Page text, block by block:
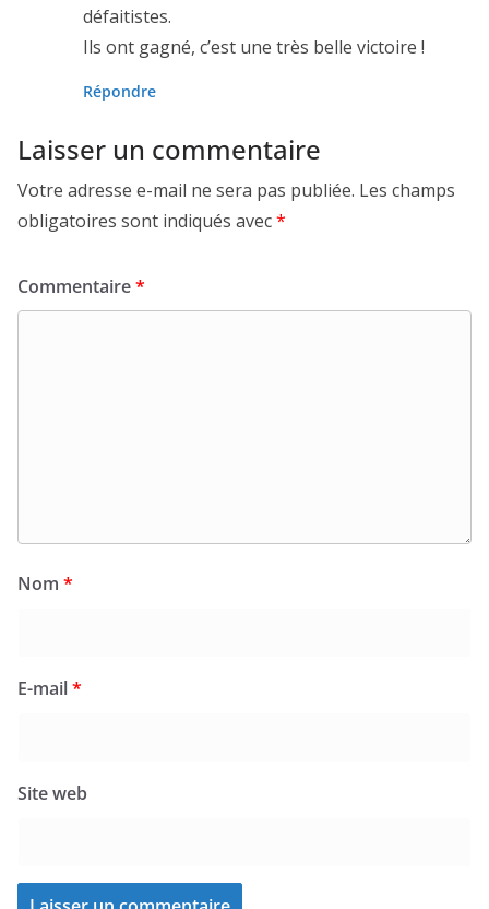
défaitistes.
Ils ont gagné, c’est une très belle victoire !
Répondre
Laisser un commentaire
Votre adresse e-mail ne sera pas publiée. Les champs
obligatoires sont indiqués avec*
Commentaire*
Nom *
E-mail*
Site web